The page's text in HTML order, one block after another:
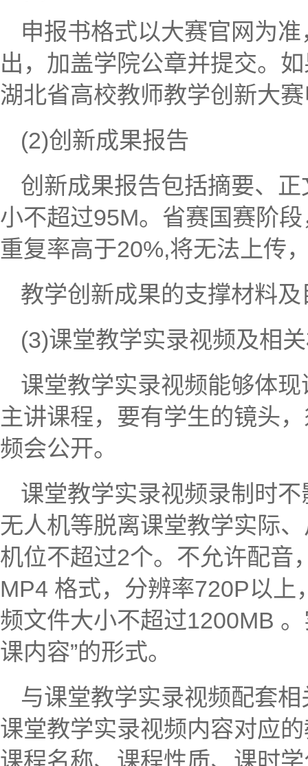
申报书格式以大赛官网为
出，加盖学院公章并提交。
湖北省高校教师教学创新大
(2)创新成果报告
创新成果报告包括摘要、
小不超过95M。省赛国赛阶
重复率高于20%,将无法上传
教学创新成果的支撑材料
(3)课堂教学实录视频及相
课堂教学实录视频能够体
主讲课程，要有学生的镜头
频会公开。
课堂教学实录视频录制时
无人机等脱离课堂教学实际
机位不超过2个。不允许配音
MP4 格式，分辨率720P以
频文件大小不超过1200MB
课内容”的形式。
与课堂教学实录视频配套
课堂教学实录视频内容对应
课程名称、课程性质、课时